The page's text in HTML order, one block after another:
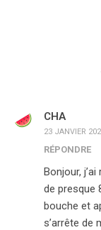
CHA
23 JANVIER
RÉPONDRE
Bonjour,
de presque
bouche et
s’arrête de